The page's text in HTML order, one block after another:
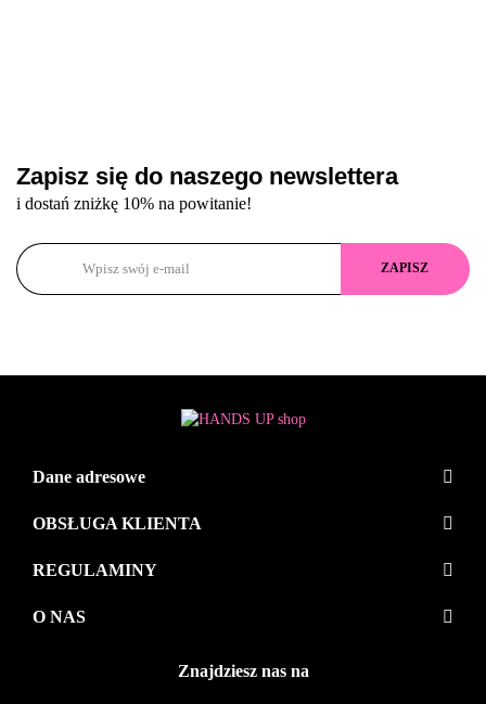
Zapisz się do naszego newslettera
i dostań zniżkę 10% na powitanie!
Dane adresowe
OBSŁUGA KLIENTA
REGULAMINY
O NAS
Znajdziesz nas na